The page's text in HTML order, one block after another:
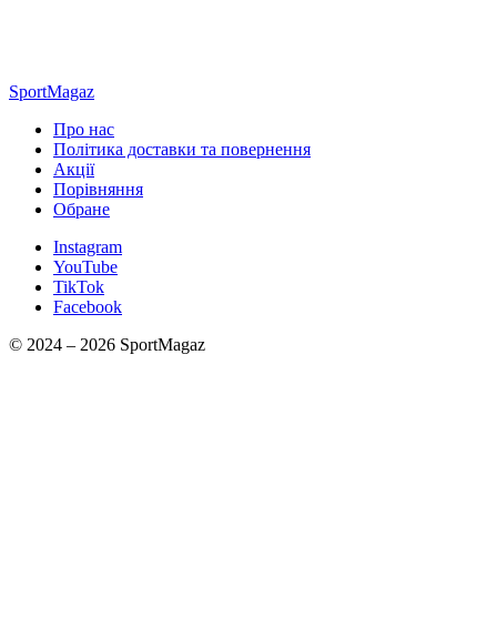
SportMagaz
Про нас
Політика доставки та повернення
Акції
Порівняння
Обране
Instagram
YouTube
TikTok
Facebook
© 2024 – 2026 SportMagaz